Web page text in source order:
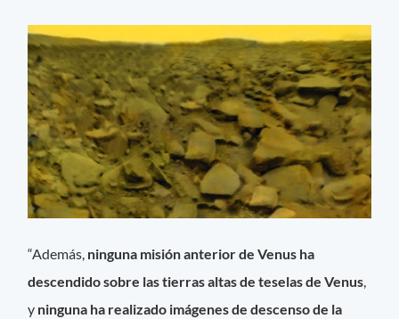
“Además, ninguna misión anterior de Venus ha
descendido sobre las tierras altas de teselas de Venus,
y ninguna ha realizado imágenes de descenso de la